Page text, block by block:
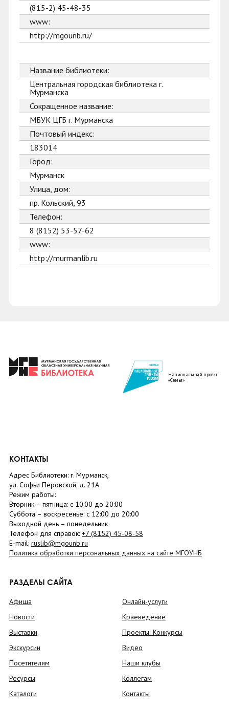
(815-2) 45-48-35
www:
http://mgounb.ru/
Название библиотеки:
Центральная городская библиотека г.
Мурманска
Сокращенное название:
МБУК ЦГБ г. Мурманска
Почтовый индекс:
183014
Город:
Мурманск
Улица, дом:
пр. Кольский, 93
Телефон:
8 (8152) 53-57-62
www:
http://murmanlib.ru
Национальный проект
«Семья»
КОНТАКТЫ
Адрес Библиотеки: г. Мурманск,
ул. Софьи Перовской, д. 21А
Режим работы:
Вторник – пятница: с 10:00 до 20:00
Суббота – воскресенье: c 12:00 до 20:00
Выходной день – понедельник
Телефон для справок: +7 (8152) 45-08-58
E-mail: ruslib@mgounb.ru
Политика обработки персональных данных на сайте МГОУНБ
РАЗДЕЛЫ САЙТА
Афиша
Новости
Выставки
Экскурсии
Посетителям
Ресурсы
Каталоги
Онлайн-услуги
Краеведение
Проекты. Конкурсы
Видео
Наши клубы
Коллегам
Контакты